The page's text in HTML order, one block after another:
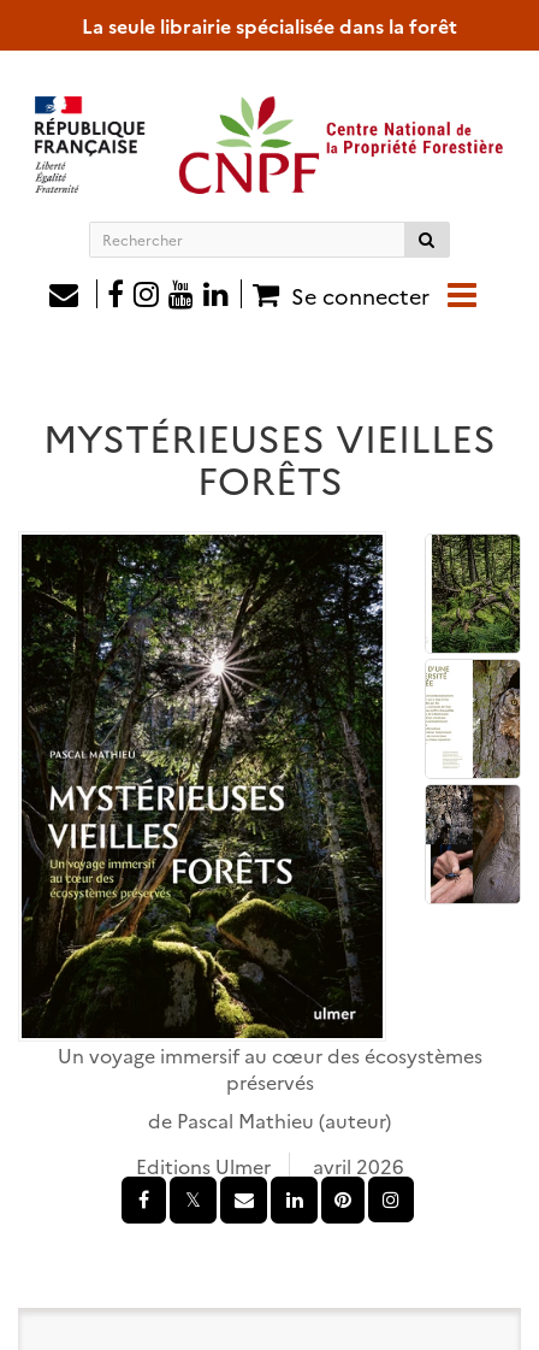
La seule librairie spécialisée dans la forêt
Rechercher
siteSe connecter
MYSTÉRIEUSES VIEILLES
FORÊTS
Un voyage immersif au cœur des écosystèmes
préservés
de Pascal Mathieu (auteur)
Editions Ulmer
avril 2026